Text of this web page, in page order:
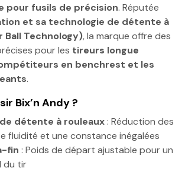
pour fusils de précision. Réputée
et sa technologie de détente à
Ball Technology), la marque offre des
pour les tireurs longue
en benchrest et les
.
Bix’n Andy ?
détente à rouleaux: Réduction des
fluidité et une constance inégalées
fin : Poids de départ ajustable pour un
du tir